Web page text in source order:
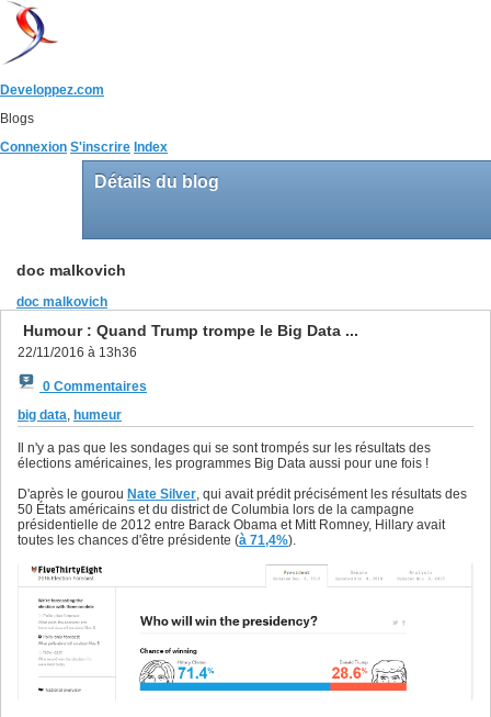
Developpez.com
Blogs
Connexion S'inscrire Index
Détails du blog
doc malkovich
doc malkovich
Humour : Quand Trump trompe le Big Data ...
22/11/2016 à 13h36
0 Commentaires
big data, humeur
Il n'y a pas que les sondages qui se sont trompés sur les résultats des
élections américaines, les programmes Big Data aussi pour une fois !
D'après le gourou Nate Silver, qui avait prédit précisément les résultats des
50 États américains et du district de Columbia lors de la campagne
présidentielle de 2012 entre Barack Obama et Mitt Romney, Hillary avait
toutes les chances d'être présidente (à 71,4%).